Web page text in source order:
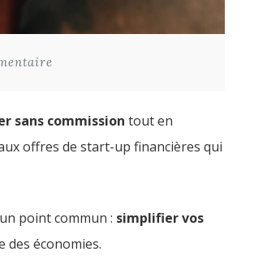
sans commission tout en
offres de start-up financières qui
point commun : simplifier vos
des économies.